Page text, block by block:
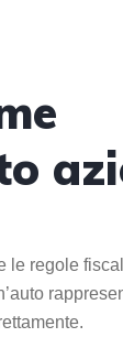
le regole